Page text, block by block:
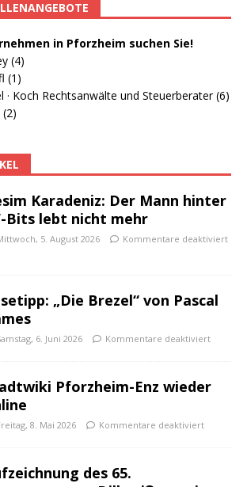
in Pforzheim suchen Sie!
(4)
(1)
· Koch Rechtsanwälte und Steuerberater (6)
Karadeniz: Der Mann hinter
Bits lebt nicht mehr
5. August 2026 Kommentare deaktiviert
„Die Brezel“ von Pascal
6. Juni 2026 Kommentare deaktiviert
Pforzheim-Enz wieder
8. Mai 2026 Kommentare deaktiviert
des 65.